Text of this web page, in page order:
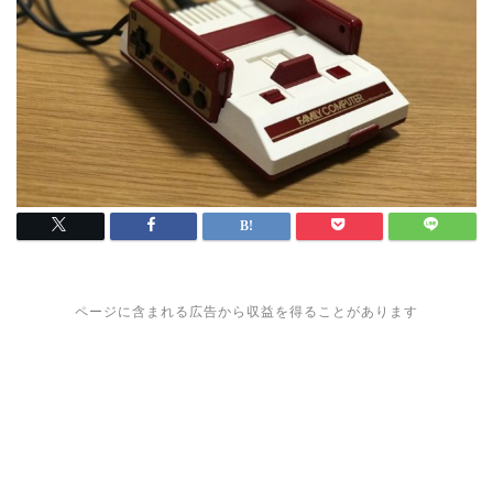
ページに含まれる広告から収益を得ることがあります